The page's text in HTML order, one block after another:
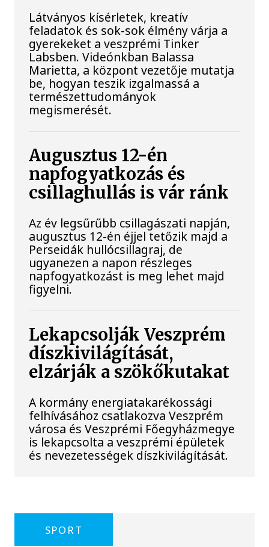
Látványos kísérletek, kreatív
feladatok és sok-sok élmény várja a
gyerekeket a veszprémi Tinker
Labsben. Videónkban Balassa
Marietta, a központ vezetője mutatja
be, hogyan teszik izgalmassá a
természettudományok
megismerését.
Augusztus 12-én
napfogyatkozás és
csillaghullás is vár ránk
Az év legsűrűbb csillagászati napján,
augusztus 12-én éjjel tetőzik majd a
Perseidák hullócsillagraj, de
ugyanezen a napon részleges
napfogyatkozást is meg lehet majd
figyelni.
Lekapcsolják Veszprém
díszkivilágítását,
elzárják a szökőkutakat
A kormány energiatakarékossági
felhívásához csatlakozva Veszprém
városa és Veszprémi Főegyházmegye
is lekapcsolta a veszprémi épületek
és nevezetességek díszkivilágítását.
SPORT